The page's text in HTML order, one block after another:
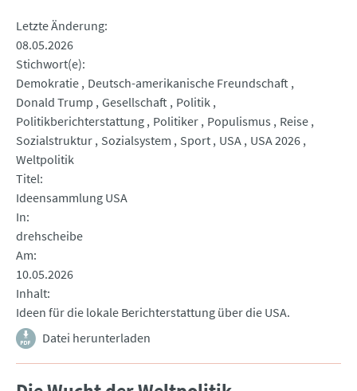
Letzte Änderung
08.05.2026
Stichwort(e)
Demokratie Deutsch-amerikanische Freundschaft
Donald Trump Gesellschaft Politik
Politikberichterstattung Politiker Populismus
Reise
Sozialstruktur Sozialsystem Sport USA USA 2026
Weltpolitik
Titel
Ideensammlung USA
In
drehscheibe
Am
10.05.2026
Inhalt
Ideen für die lokale Berichterstattung über die USA.
Datei herunterladen